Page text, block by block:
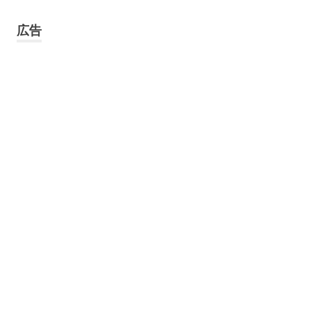
広告